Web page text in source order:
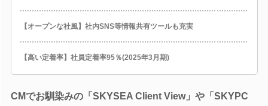
【オープンな社風】社内SNS等情報共有ツールも充実
【高い定着率】社員定着率95％(2025年3月期)
CMでお馴染みの「SKYSEA Client View」や「SKYPC